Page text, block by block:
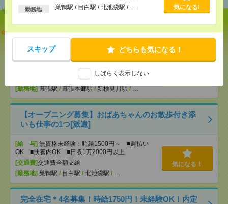
以上
勤務地 巣鴨駅 / 目白駅 / 北池袋駅 / … 気になる!
スキップ どちらも気になる！
しばらく表示しない
活のお手伝い[派遣]
[給 与]無資格未経験：時給1330円～ ■週払い
OK ■扶養内OK ■日収1万640円以上
交通費全額支給
[勤務地] 幕張駅 / 幕張本郷駅 / 新検見川駅 / …
【オープニング募集】おばあちゃんのお散歩付き添
いも仕事の1つ[派遣]
[給 与] 無資格未経験：時給1500円～ ■週払い
OK ■扶養内OK ■日収1万2000円以上
[交通費]交通費全額支給
[勤務地] 巣鴨駅 / 目白駅 / 北池袋駅 / …
気になる！
完全在宅＊4名募集！時給1750円！未経験OK！内定